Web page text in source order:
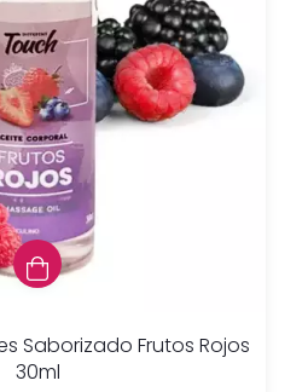
Saborizado Frutos Rojos
30ml